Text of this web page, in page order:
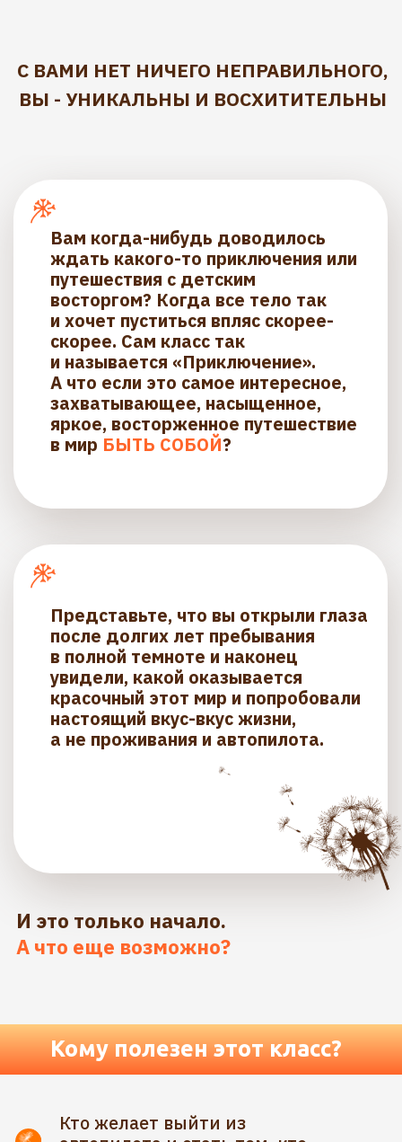
инструменты Access и для тех, кто
уже прошел сотни классов. Всегда
Для тех, кто желает использовать
инструменты для себя, а не
против себя
Кто смел и готов
отправиться в изучение
“Быть собой”
Кто устал быть
подражателем и запутался в
мыслях “а я где же здесь я?”
НАТАЛИЯ ОЛЕМСКАЯ — ваш